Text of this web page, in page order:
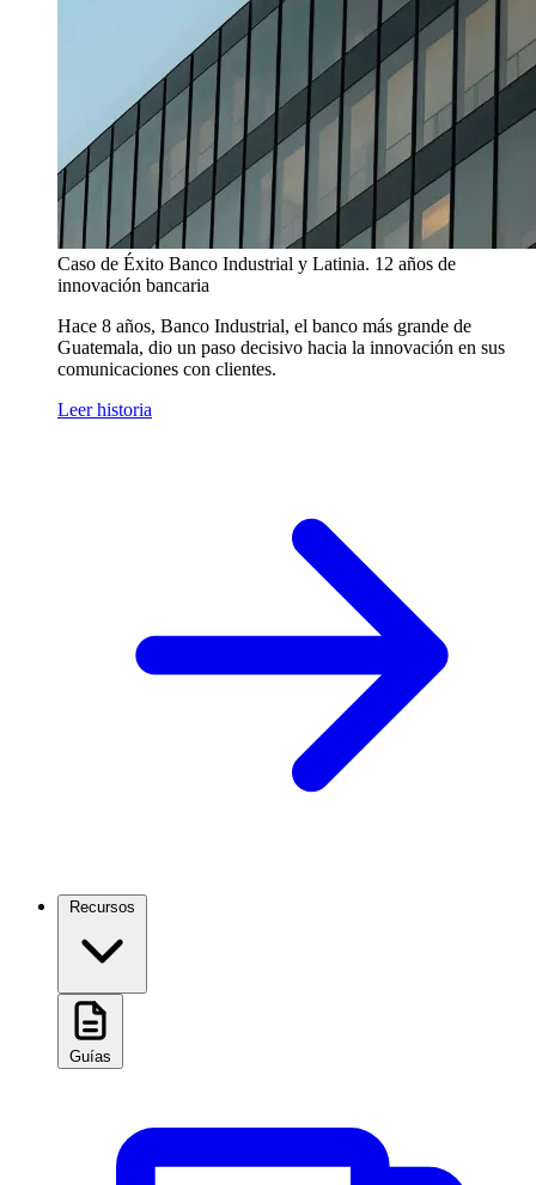
Caso de Éxito Banco Industrial y Latinia. 12 años de
innovación bancaria
Hace 8 años, Banco Industrial, el banco más grande de
Guatemala, dio un paso decisivo hacia la innovación en sus
comunicaciones con clientes.
Leer historia
Recursos
Guías